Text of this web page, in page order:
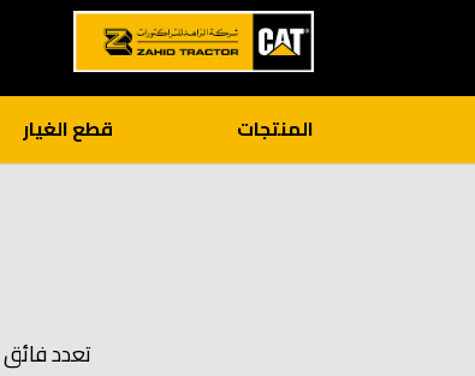
المنتجات قطع الغيار
تعدد فائق